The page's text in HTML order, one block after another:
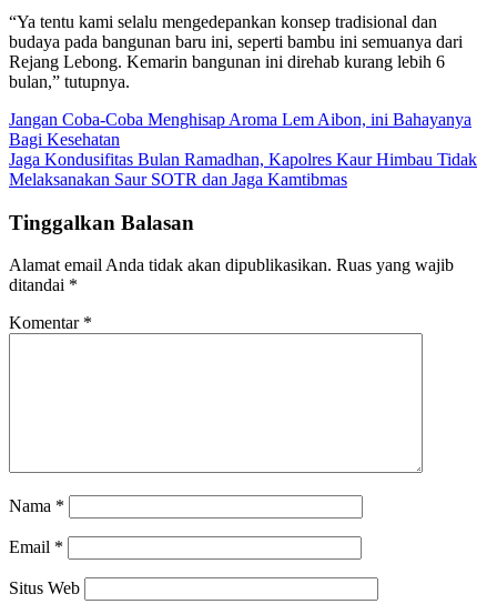
“Ya tentu kami selalu mengedepankan konsep tradisional dan
budaya pada bangunan baru ini, seperti bambu ini semuanya dari
Rejang Lebong. Kemarin bangunan ini direhab kurang lebih 6
bulan,” tutupnya.
Navigasi
pos
Jangan Coba-Coba Menghisap Aroma Lem Aibon, ini Bahayanya
Bagi Kesehatan
Jaga Kondusifitas Bulan Ramadhan, Kapolres Kaur Himbau Tidak
Melaksanakan Saur SOTR dan Jaga Kamtibmas
Tinggalkan Balasan
Alamat email Anda tidak akan dipublikasikan. Ruas yang wajib
ditandai *
Komentar *
Nama *
Email *
Situs Web